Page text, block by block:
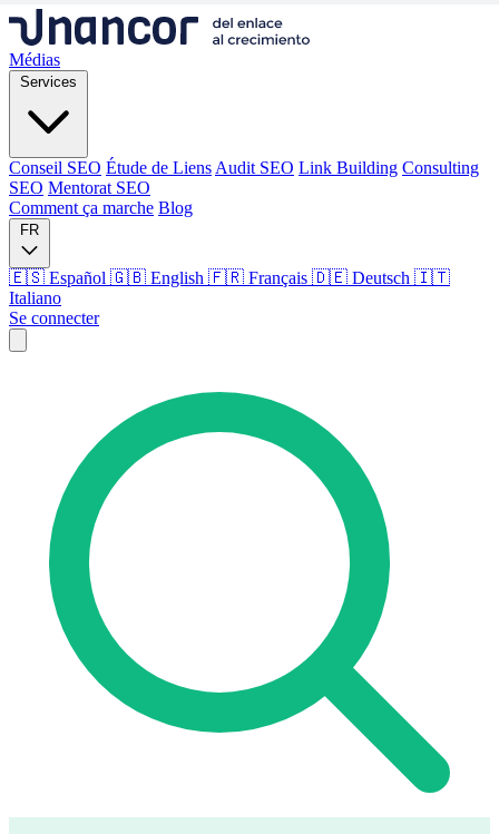
Médias
Services
Conseil SEO Étude de Liens Audit SEO Link Building Consulting
SEO Mentorat SEO
Comment ça marche Blog
FR
🇪🇸 Español 🇬🇧 English 🇫🇷 Français 🇩🇪 Deutsch 🇮🇹
Italiano
Se connecter
Conseil SEO Étude de Liens Link Building
Mentorat SEO
Comment ça marche
Langue
🇪🇸 ES
🇬🇧 EN
Se connecter